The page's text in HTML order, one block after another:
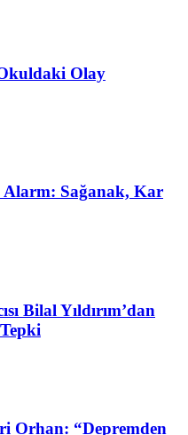
Olay
Sağanak, Kar
Bilal Yıldırım’dan
Orhan: “Depremden